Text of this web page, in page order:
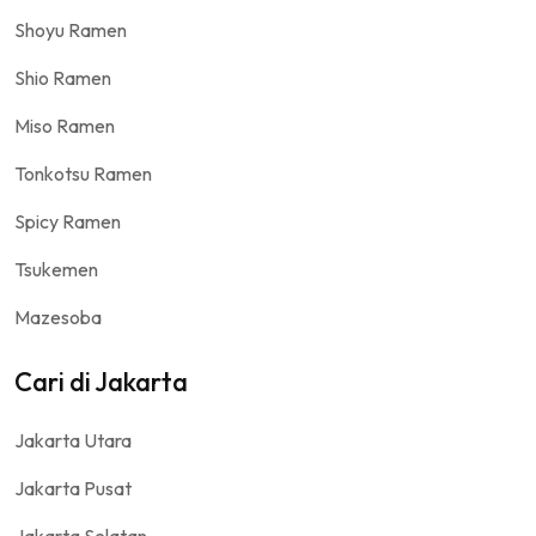
Shoyu Ramen
Shio Ramen
Miso Ramen
Tonkotsu Ramen
Spicy Ramen
Tsukemen
Mazesoba
Cari di Jakarta
Jakarta Utara
Jakarta Pusat